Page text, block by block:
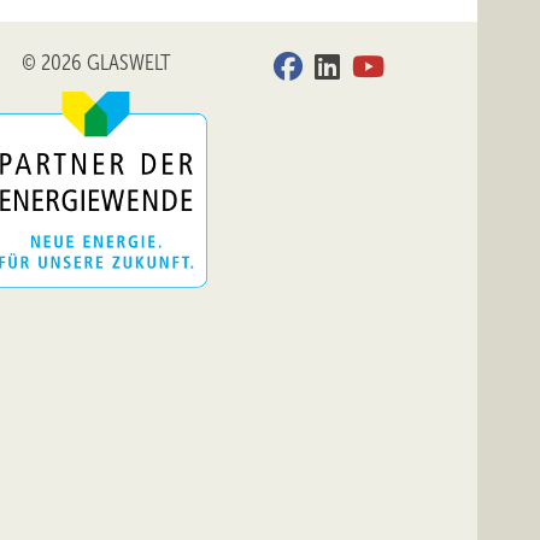
in
© 2026 GLASWELT